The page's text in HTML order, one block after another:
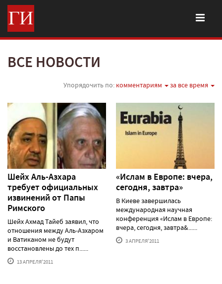
ВСЕ НОВОСТИ
Упорядочить по: комментариям за все время
Шейх Аль-Азхара
требует официальных
извинений от Папы
Римского
Шейх Ахмад Тайеб заявил, что
отношения между Аль-Азхаром
и Ватиканом не будут
восстановлены до тех п......
13 АПРЕЛЯ'2011
«Ислам в Европе: вчера,
сегодня, завтра»
В Киеве завершилась
международная научная
конференция «Ислам в Европе:
вчера, сегодня, завтра&......
3 АПРЕЛЯ'2011